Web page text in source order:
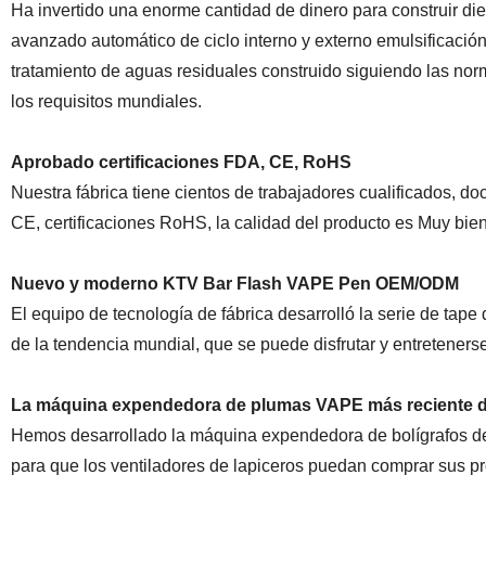
Ha invertido una enorme cantidad de dinero para construir
avanzado automático de ciclo interno y externo
tratamiento de aguas residuales construido siguiendo las
los requisitos mundiales.
Aprobado certificaciones FDA, CE, RoHS
Nuestra fábrica tiene cientos de trabajadores cualificados,
CE, certificaciones RoHS, la calidad del producto es Muy
Nuevo y moderno KTV Bar Flash VAPE Pen OEM/ODM
El equipo de tecnología de fábrica desarrolló la serie de
de la tendencia mundial, que se puede disfrutar y
La máquina expendedora de plumas VAPE más reciente
Hemos desarrollado la máquina expendedora de bolígrafos
para que los ventiladores de lapiceros puedan comprar sus